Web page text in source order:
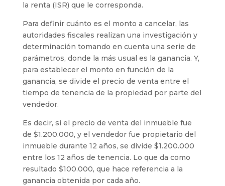
la renta (ISR) que le corresponda.
Para definir cuánto es el monto a cancelar, las
autoridades fiscales realizan una investigación y
determinación tomando en cuenta una serie de
parámetros, donde la más usual es la ganancia. Y,
para establecer el monto en función de la
ganancia, se divide el precio de venta entre el
tiempo de tenencia de la propiedad por parte del
vendedor.
Es decir, si el precio de venta del inmueble fue
de $1.200.000, y el vendedor fue propietario del
inmueble durante 12 años, se divide $1.200.000
entre los 12 años de tenencia. Lo que da como
resultado $100.000, que hace referencia a la
ganancia obtenida por cada año.